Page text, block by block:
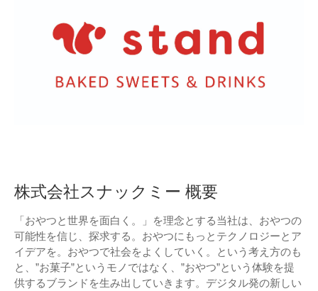
株式会社スナックミー 概要
「おやつと世界を面白く。」を理念とする当社は、おやつの
可能性を信じ、探求する。おやつにもっとテクノロジーとア
イデアを。おやつで社会をよくしていく。という考え方のも
と、”お菓子”というモノではなく、”おやつ”という体験を提
供するブランドを生み出していきます。デジタル発の新しい